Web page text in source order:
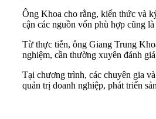
Ông Khoa cho rằng, kiến thức và
cận các nguồn vốn phù hợp cũng
Từ thực tiễn, ông Giang Trung
nghiệm, cần thường xuyên đánh
Tại chương trình, các chuyên gia
quản trị doanh nghiệp, phát triển